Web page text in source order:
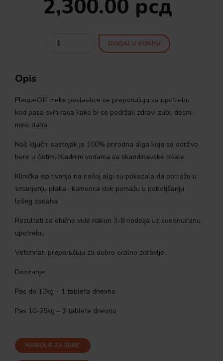
2,300.00 рсд
Quantity DODAJ U KORPU
Opis
PlaqueOff meke poslastice se preporučuju za upotrebu
kod pasa svih rasa kako bi se podržali zdravi zubi, desni i
miris daha.
Naš ključni sastojak je 100% prirodna alga koja se održivo
bere u čistim, hladnim vodama sa skandinavske obale.
Klinička ispitivanja na našoj algi su pokazala da pomažu u
smanjenju plaka i kamenca dok pomažu u poboljšanju
lošeg zadaha.
Rezultati se obično vide nakon 3-8 nedelja uz kontinuiranu
upotrebu.
Veterinari preporučuju za dobro oralno zdravlje.
Doziranje:
Pas do 10kg – 1 tableta dnevno
Pas 10-25kg – 2 tablete dnevno
NAJBOLJE ZA ZUBE